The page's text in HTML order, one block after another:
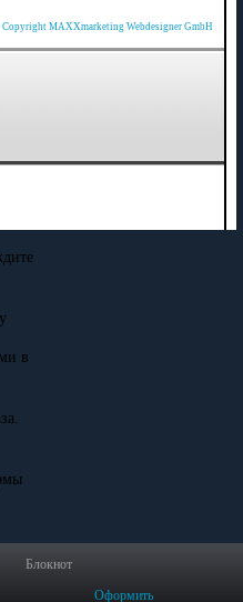
Copyright MAXXmarketing Webdesigner GmbH
Блокнот
Оформить
в